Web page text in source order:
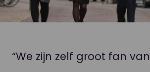
“We zijn zelf groot fan